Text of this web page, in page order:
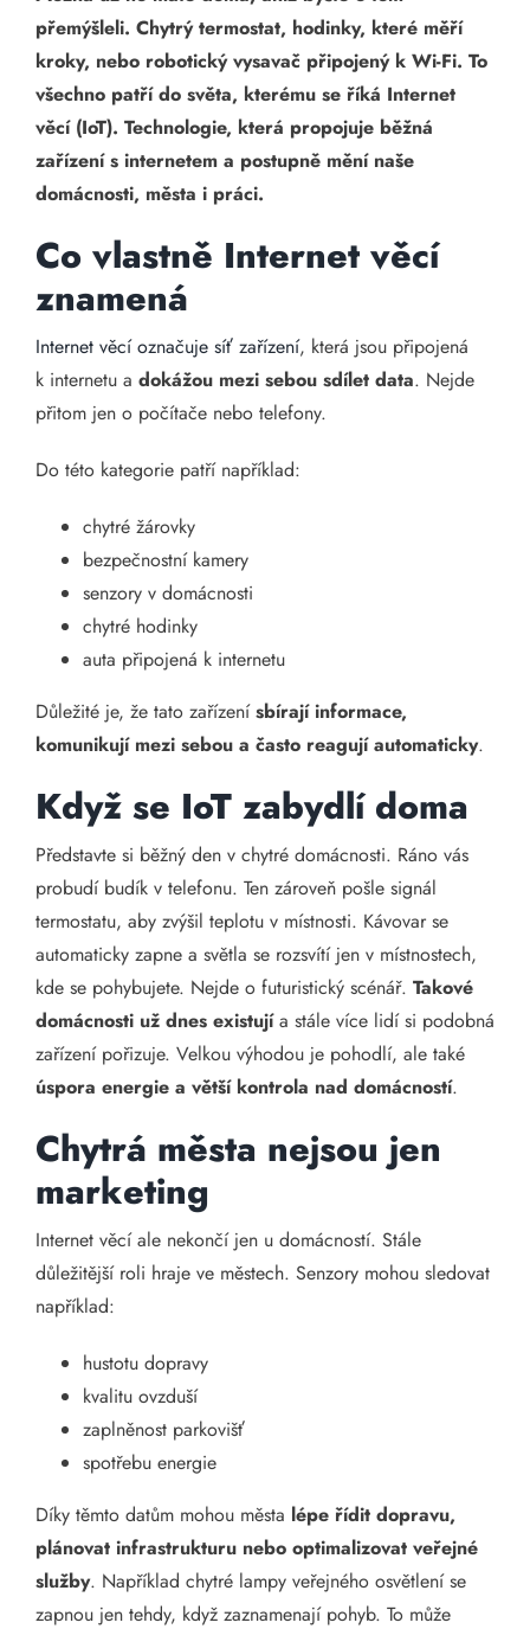
přemýšleli. Chytrý termostat, hodinky, které měří
kroky, nebo robotický vysavač připojený k Wi-Fi. To
všechno patří do světa, kterému se říká Internet
věcí (IoT). Technologie, která propojuje běžná
zařízení s internetem a postupně mění naše
domácnosti, města i práci.
Co vlastně Internet věcí
znamená
Internet věcí označuje síť zařízení, která jsou připojená
k internetu a dokážou mezi sebou sdílet data. Nejde
přitom jen o počítače nebo telefony.
Do této kategorie patří například:
chytré žárovky
bezpečnostní kamery
senzory v domácnosti
chytré hodinky
auta připojená k internetu
Důležité je, že tato zařízenísbírají informace,
komunikují mezi sebou a často reagují automaticky.
Když se IoT zabydlí doma
Představte si běžný den v chytré domácnosti. Ráno vás
probudí budík v telefonu. Ten zároveň pošle signál
termostatu, aby zvýšil teplotu v místnosti. Kávovar se
automaticky zapne a světla se rozsvítí jen v místnostech,
kde se pohybujete. Nejde o futuristický scénář. Takové
domácnosti už dnes existujía stále více lidí si podobná
zařízení pořizuje. Velkou výhodou je pohodlí, ale také
úspora energie a větší kontrola nad domácností.
Chytrá města nejsou jen
marketing
Internet věcí ale nekončí jen u domácností. Stále
důležitější roli hraje ve městech. Senzory mohou sledovat
například:
hustotu dopravy
kvalitu ovzduší
zaplněnost parkovišť
spotřebu energie
Díky těmto datům mohou města lépe řídit dopravu,
plánovat infrastrukturu nebo optimalizovat veřejné
služby. Například chytré lampy veřejného osvětlení se
zapnou jen tehdy, když zaznamenají pohyb. To může